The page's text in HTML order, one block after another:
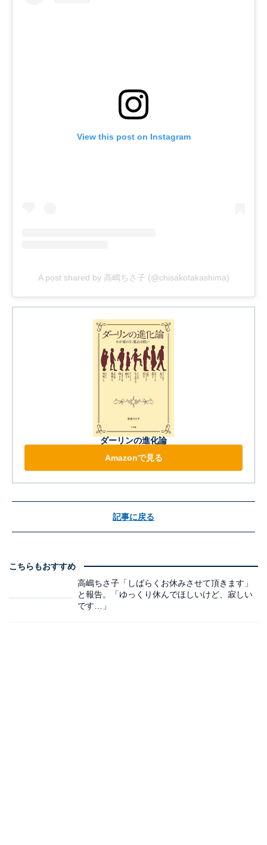
View this post on Instagram
A post shared by 高嶋ちさ子 (@chisakotakashima)
ダーリンの進化論
Amazonで見る
記事に戻る
こちらもおすすめ
高嶋ちさ子「しばらくお休みさせて頂きます」
と報告。「ゆっくり休んでほしいけど、寂しい
です…」